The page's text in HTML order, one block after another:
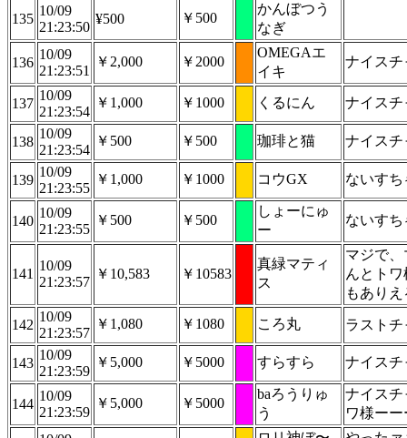
135
10/09
21:23:50
¥500 ￥500
かんぼつう
なぎ
136
10/09
21:23:51
￥2,000 ￥2000
OMEGAエ
イキ
ナイスチ
137
10/09
21:23:54
￥1,000 ￥1000 くるにん ナイスチ
138
10/09
21:23:54
￥500 ￥500 珈琲と猫 ナイスチ
139
10/09
21:23:55
￥1,000 ￥1000 コウGX ないす
140
10/09
21:23:55
￥500 ￥500
しょーにゅ
ー
ないす
141
10/09
21:23:57
￥10,583 ￥10583
真緑マティ
ス
マジで
んとト
もあり
142
10/09
21:23:57
￥1,080 ￥1080 ころ丸 ラスト
143
10/09
21:23:59
￥5,000 ￥5000 すらすら ナイスチ
144
10/09
21:23:59
￥5,000 ￥5000
baろうりゅ
う
ナイスチ
ワ様ー